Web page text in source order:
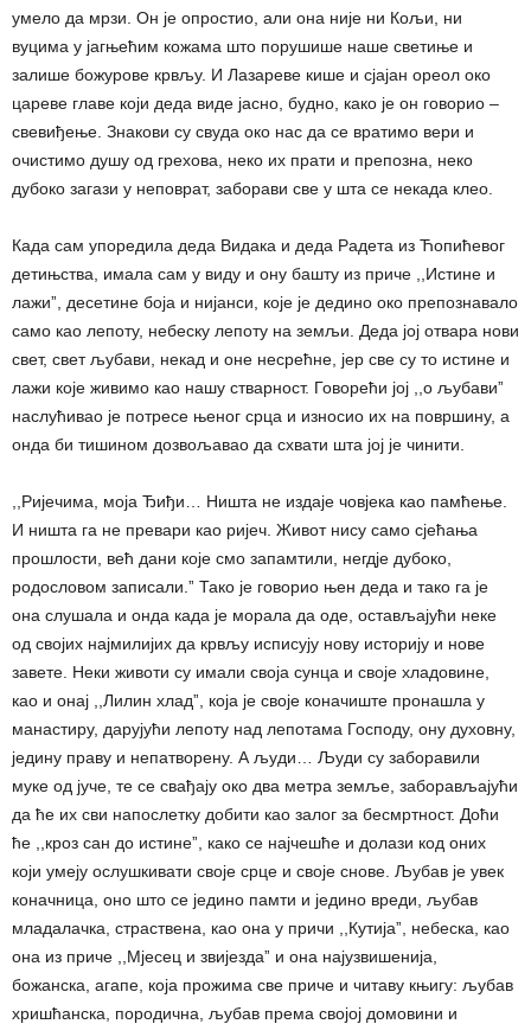
умело да мрзи. Он је опростио, али она није ни Кољи, ни
вуцима у јагњећим кожама што порушише наше светиње и
залише божурове крвљу. И Лазареве кише и сјајан ореол око
цареве главе који деда виде јасно, будно, како је он говорио –
свевиђење. Знакови су свуда око нас да се вратимо вери и
очистимо душу од грехова, неко их прати и препозна, неко
дубоко загази у неповрат, заборави све у шта се некада клео.
Када сам упоредила деда Видака и деда Радета из Ћопићевог
детињства, имала сам у виду и ону башту из приче ,,Истине и
лажиˮ, десетине боја и нијанси, које је дедино око препознавало
само као лепоту, небеску лепоту на земљи. Деда јој отвара нови
свет, свет љубави, некад и оне несрећне, јер све су то истине и
лажи које живимо као нашу стварност. Говорећи јој ,,о љубавиˮ
наслућивао је потресе њеног срца и износио их на површину, а
онда би тишином дозвољавао да схвати шта јој је чинити.
,,Ријечима, моја Ђиђи… Ништа не издаје човјека као памћење.
И ништа га не превари као ријеч. Живот нису само сјећања
прошлости, већ дани које смо запамтили, негдје дубоко,
родословом записали.ˮ Тако је говорио њен деда и тако га је
она слушала и онда када је морала да оде, остављајући неке
од својих најмилијих да крвљу исписују нову историју и нове
завете. Неки животи су имали своја сунца и своје хладовине,
као и онај ,,Лилин хладˮ, која је своје коначиште пронашла у
манастиру, дарујући лепоту над лепотама Господу, ону духовну,
једину праву и непатворену. А људи… Људи су заборавили
муке од јуче, те се свађају око два метра земље, заборављајући
да ће их сви напослетку добити као залог за бесмртност. Доћи
ће ,,кроз сан до истинеˮ, како се најчешће и долази код оних
који умеју ослушкивати своје срце и своје снове. Љубав је увек
коначница, оно што се једино памти и једино вреди, љубав
младалачка, страствена, као она у причи ,,Кутијаˮ, небеска, као
она из приче ,,Мјесец и звијездаˮ и она најузвишенија,
божанска, агапе, која прожима све приче и читаву књигу: љубав
хришћанска, породична, љубав према својој домовини и